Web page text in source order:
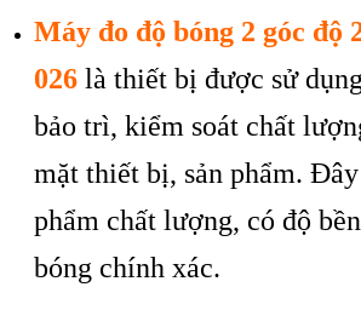
Máy đo độ bóng 2 góc độ
026 là thiết bị được sử
bảo trì, kiểm soát chất
mặt thiết bị, sản phẩm. Đ
phẩm chất lượng, có độ
bóng chính xác.